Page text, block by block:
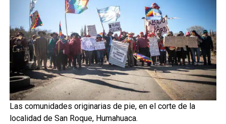
Las comunidades originarias de pie, en el corte de la
localidad de San Roque, Humahuaca.